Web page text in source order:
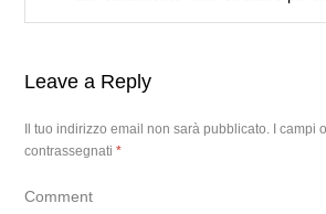
Leave a Reply
Il tuo indirizzo email non sarà pubblicato.
I campi
contrassegnati*
Comment